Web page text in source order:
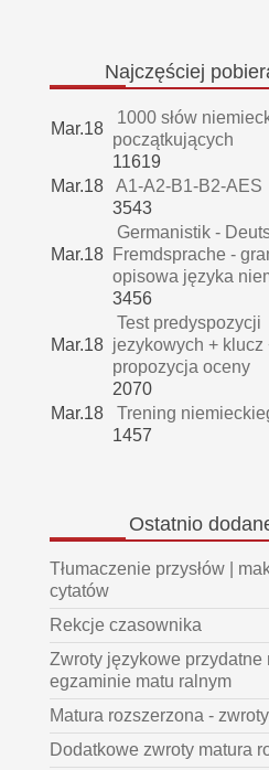
Najczęściej
Mar.18
1000 słów
początkujących
11619
Mar.18
A1-A2-B1-B2-AES
3543
Mar.18
Germanistik -
Fremdsprache -
opisowa języka
3456
Mar.18
Test predyspozycji
jezykowych + klucz
propozycja oceny
2070
Mar.18
Trening
1457
Ostatnio
Tłumaczenie przysłów |
cytatów
Rekcje czasownika
Zwroty językowe przydatne
egzaminie matu ralnym
Matura rozszerzona - zwroty
Dodatkowe zwroty matura